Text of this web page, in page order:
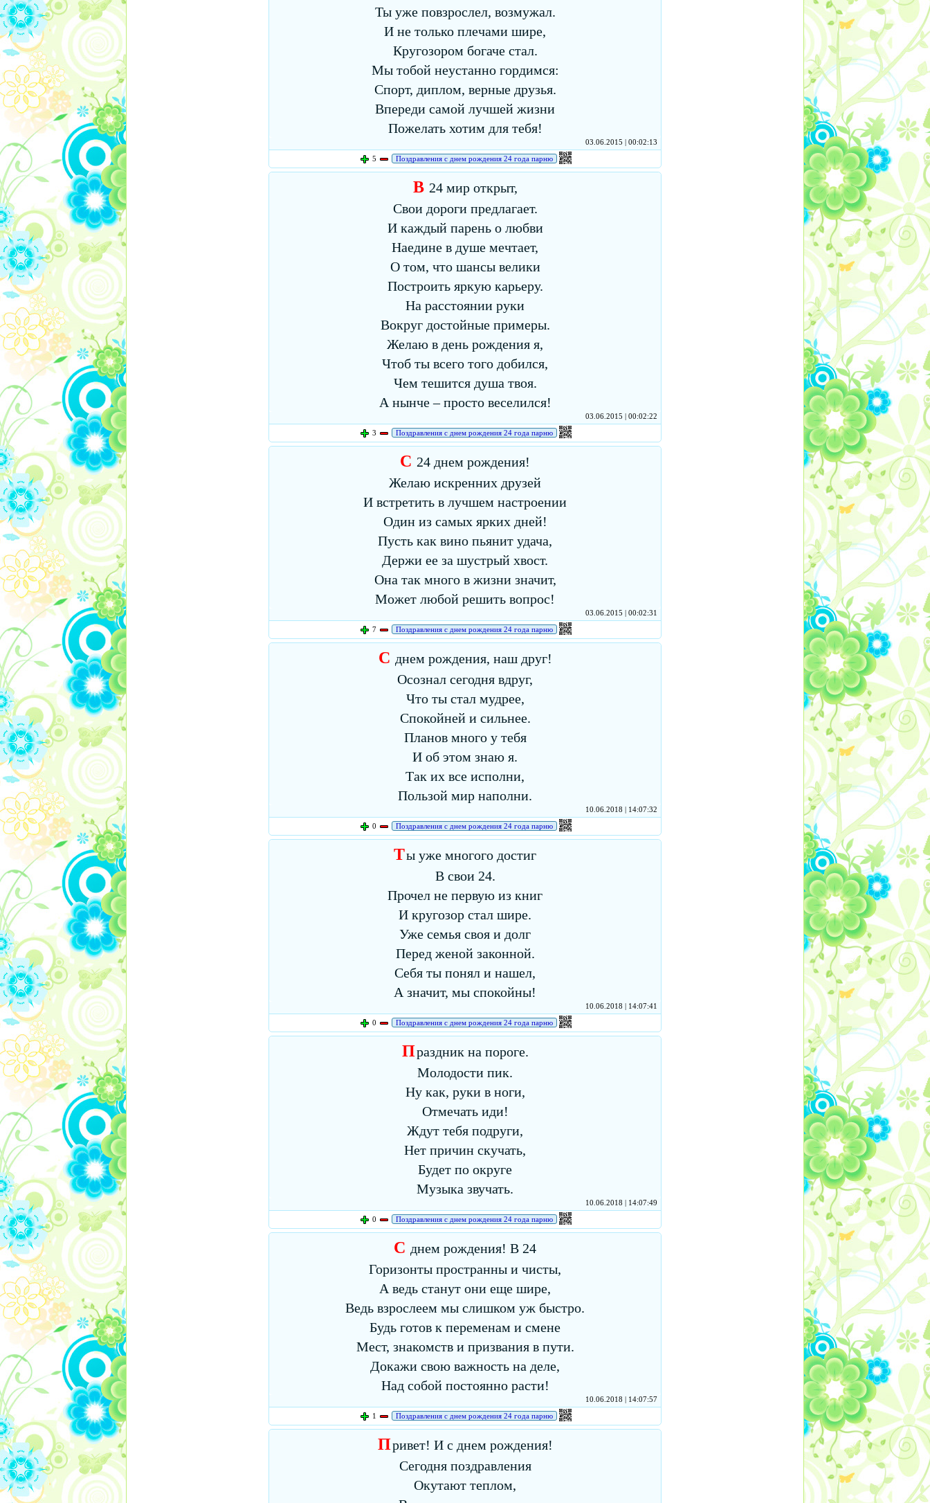
Ты уже повзрослел, возмужал.
И не только плечами шире,
Кругозором богаче стал.
Мы тобой неустанно гордимся:
Спорт, диплом, верные друзья.
Впереди самой лучшей жизни
Пожелать хотим для тебя!
03.06.2015 | 00:02:13
5
Поздравления с днем рождения 24 года парню
В 24 мир открыт,
Свои дороги предлагает.
И каждый парень о любви
Наедине в душе мечтает,
О том, что шансы велики
Построить яркую карьеру.
На расстоянии руки
Вокруг достойные примеры.
Желаю в день рождения я,
Чтоб ты всего того добился,
Чем тешится душа твоя.
А нынче – просто веселился!
03.06.2015 | 00:02:22
3
Поздравления с днем рождения 24 года парню
С 24 днем рождения!
Желаю искренних друзей
И встретить в лучшем настроении
Один из самых ярких дней!
Пусть как вино пьянит удача,
Держи ее за шустрый хвост.
Она так много в жизни значит,
Может любой решить вопрос!
03.06.2015 | 00:02:31
7
Поздравления с днем рождения 24 года парню
С днем рождения, наш друг!
Осознал сегодня вдруг,
Что ты стал мудрее,
Спокойней и сильнее.
Планов много у тебя
И об этом знаю я.
Так их все исполни,
Пользой мир наполни.
10.06.2018 | 14:07:32
0
Поздравления с днем рождения 24 года парню
Ты уже многого достиг
В свои 24.
Прочел не первую из книг
И кругозор стал шире.
Уже семья своя и долг
Перед женой законной.
Себя ты понял и нашел,
А значит, мы спокойны!
10.06.2018 | 14:07:41
0
Поздравления с днем рождения 24 года парню
Праздник на пороге.
Молодости пик.
Ну как, руки в ноги,
Отмечать иди!
Ждут тебя подруги,
Нет причин скучать,
Будет по округе
Музыка звучать.
10.06.2018 | 14:07:49
0
Поздравления с днем рождения 24 года парню
С днем рождения! В 24
Горизонты пространны и чисты,
А ведь станут они еще шире,
Ведь взрослеем мы слишком уж быстро.
Будь готов к переменам и смене
Мест, знакомств и призвания в пути.
Докажи свою важность на деле,
Над собой постоянно расти!
10.06.2018 | 14:07:57
1
Поздравления с днем рождения 24 года парню
Привет! И с днем рождения!
Сегодня поздравления
Окутают теплом,